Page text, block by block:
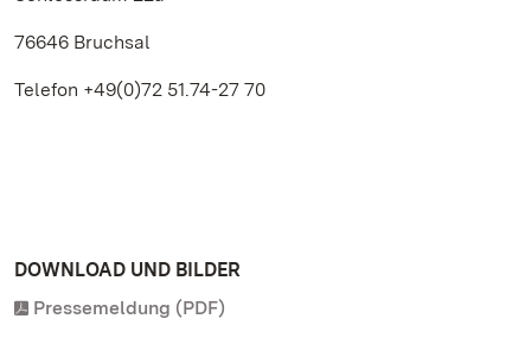
76646 Bruchsal
Telefon +49(0)72 51.74-27 70
DOWNLOAD UND BILDER
Pressemeldung (PDF)